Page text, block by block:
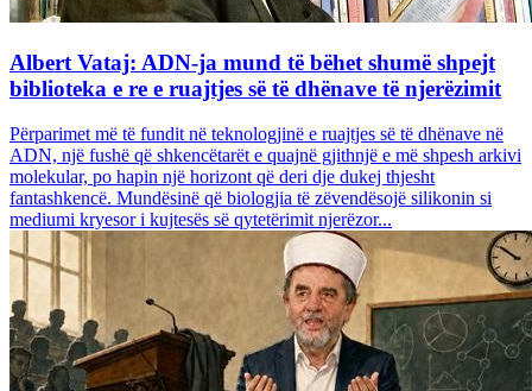
Albert Vataj: ADN-ja mund të bëhet shumë shpejt
biblioteka e re e ruajtjes së të dhënave të njerëzimit
Përparimet më të fundit në teknologjinë e ruajtjes së të dhënave në
ADN, një fushë që shkencëtarët e quajnë gjithnjë e më shpesh arkivi
molekular, po hapin një horizont që deri dje dukej thjesht
fantashkencë. Mundësinë që biologjia të zëvendësojë silikonin si
mediumi kryesor i kujtesës së qytetërimit njerëzor...